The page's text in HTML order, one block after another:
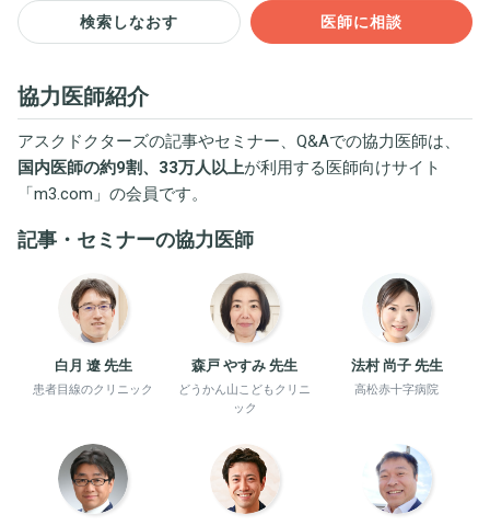
検索しなおす 医師に相談
協力医師紹介
アスクドクターズの記事やセミナー、Q&Aでの協力医師は、
国内医師の約9割、33万人以上が利用する医師向けサイト
「m3.com 」の会員です。
記事・セミナーの協力医師
白月 遼 先生
患者目線のクリニック
森戸 やすみ 先生
どうかん山こどもクリニ
ック
法村 尚子 先生
高松赤十字病院